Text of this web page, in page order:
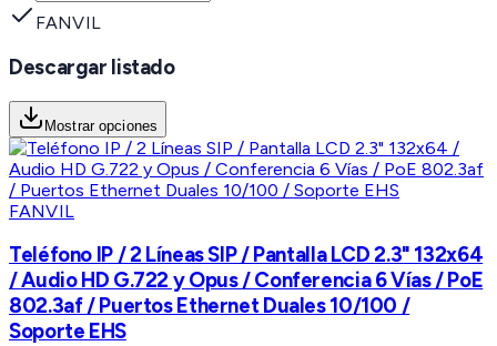
FANVIL
Descargar listado
Mostrar opciones
FANVIL
Teléfono IP / 2 Líneas SIP / Pantalla LCD 2.3" 132x64
/ Audio HD G.722 y Opus / Conferencia 6 Vías / PoE
802.3af / Puertos Ethernet Duales 10/100 /
Soporte EHS